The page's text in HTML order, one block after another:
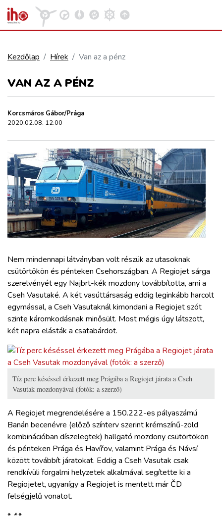
KÖZLEKEDÉSFEJLESZTÉS
ELLÁTÁSI LÁNC
ZÖLDÚT
BLOG
ARCHÍVUM
WEBSHOP
Kezdőlap Hírek Van az a pénz
VAN AZ A PÉNZ
Korcsmáros Gábor/Prága
2020.02.08. 12:00
Nem mindennapi látványban volt részük az utasoknak
csütörtökön és pénteken Csehországban. A Regiojet sárga
szerelvényét egy Najbrt-kék mozdony továbbította, ami a
Cseh Vasutaké. A két vasúttársaság eddig leginkább harcolt
egymással, a Cseh Vasutaknál kimondani a Regiojet szót
szinte káromkodásnak minősült. Most mégis úgy látszott,
két napra elásták a csatabárdot.
Tíz perc késéssel érkezett meg Prágába a Regiojet járata a Cseh
Vasutak mozdonyával (fotók: a szerző)
A Regiojet megrendelésére a 150.222-es pályaszámú
Banán becenévre (előző színterv szerint krémszínű-zöld
kombinációban díszelegtek) hallgató mozdony csütörtökön
és pénteken Prága és Havířov, valamint Prága és Návsí
között továbbít járatokat. Eddig a Cseh Vasutak csak
rendkívüli forgalmi helyzetek alkalmával segítette ki a
Regiojetet, ugyanígy a Regiojet is mentett már ČD
felségjelű vonatot.